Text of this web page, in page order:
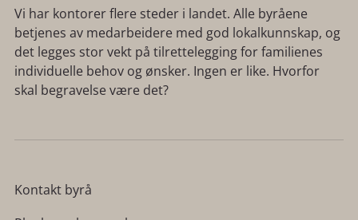
Vi har kontorer flere steder i landet. Alle byråene
betjenes av medarbeidere med god lokalkunnskap, og
det legges stor vekt på tilrettelegging for familienes
individuelle behov og ønsker. Ingen er like. Hvorfor
skal begravelse være det?
Kontakt byrå